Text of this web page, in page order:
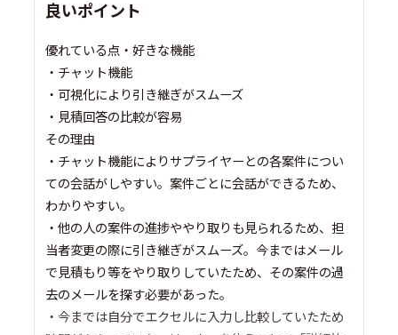
良いポイント
優れている点・好きな機能
・チャット機能
・可視化により引き継ぎがスムーズ
・見積回答の比較が容易
その理由
・チャット機能によりサプライヤーとの各案件につい
ての会話がしやすい。案件ごとに会話ができるため、
わかりやすい。
・他の人の案件の進捗ややり取りも見られるため、担
当者変更の際に引き継ぎがスムーズ。今まではメール
で見積もり等をやり取りしていたため、その案件の過
去のメールを探す必要があった。
・今までは自分でエクセルに入力し比較していたため